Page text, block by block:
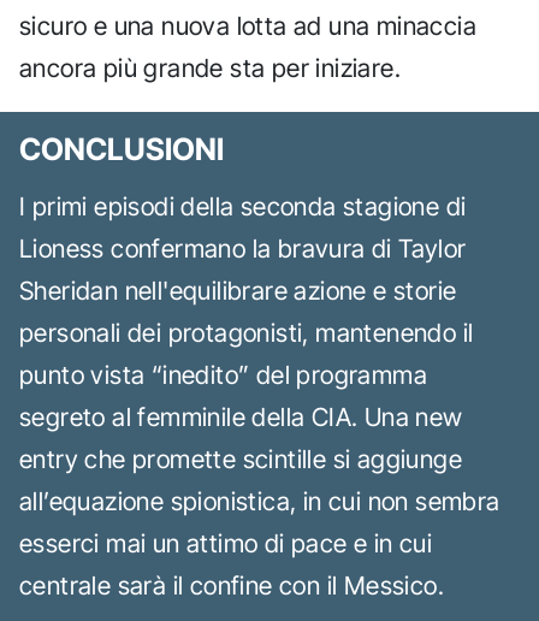
sicuro e una nuova lotta ad una minaccia
ancora più grande sta per iniziare.
CONCLUSIONI
I primi episodi della seconda stagione di
Lioness confermano la bravura di Taylor
Sheridan nell'equilibrare azione e storie
personali dei protagonisti, mantenendo il
punto vista “inedito” del programma
segreto al femminile della CIA. Una new
entry che promette scintille si aggiunge
all’equazione spionistica, in cui non sembra
esserci mai un attimo di pace e in cui
centrale sarà il confine con il Messico.